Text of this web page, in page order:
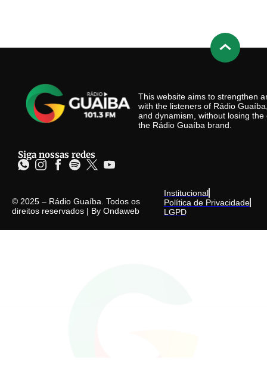
This website aims to strengthen
with the listeners of Rádio
and dynamism, without losing
the Rádio Guaíba brand.
Siga nossas redes
© 2025 – Rádio Guaíba. Todos os
direitos reservados | By Ondaweb
Institucional
Política de Privacidade
LGPD